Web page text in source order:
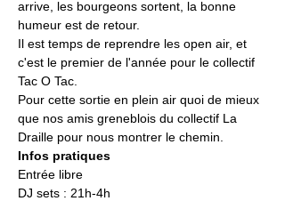
arrive, les bourgeons sortent, la bonne
humeur est de retour.
Il est temps de reprendre les open air, et
c'est le premier de l'année pour le collectif
Tac O Tac.
Pour cette sortie en plein air quoi de mieux
que nos amis greneblois du collectif La
Draille pour nous montrer le chemin.
Infos pratiques
Entrée libre
DJ sets : 21h-4h